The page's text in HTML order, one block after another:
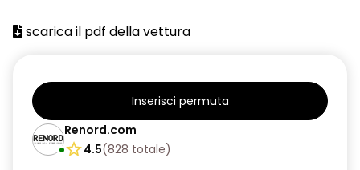
scarica il pdf della vettura
Inserisci permuta
Renord.com
4.5(828 totale)